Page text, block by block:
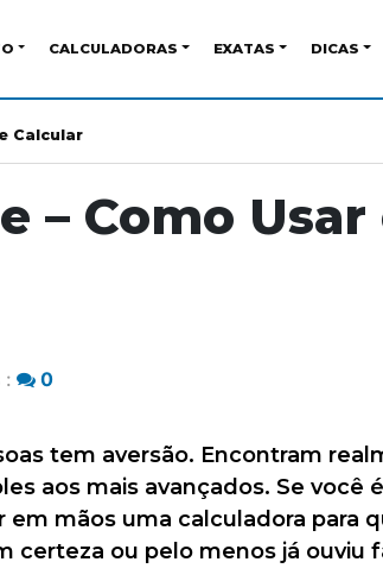
CALCULADORAS EXATAS DICAS
Calcular
– Como Usar
: 0
tem aversão. Encontram
aos mais avançados. Se você
mãos uma calculadora para
certeza ou pelo menos já ouviu